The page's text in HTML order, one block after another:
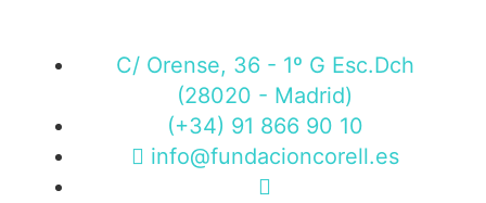
C/ Orense, 36 - 1º G Esc.Dch
(28020 - Madrid)
(+34) 91 866 90 10
info@fundacioncorell.es